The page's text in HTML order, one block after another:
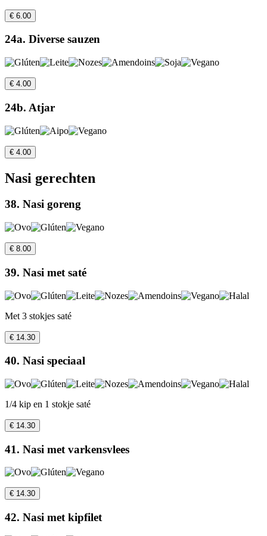
€ 6.00
24a. Diverse sauzen
€ 4.00
24b. Atjar
€ 4.00
Nasi gerechten
38. Nasi goreng
€ 8.00
39. Nasi met saté
Met 3 stokjes saté
€ 14.30
40. Nasi speciaal
1/4 kip en 1 stokje saté
€ 14.30
41. Nasi met varkensvlees
€ 14.30
42. Nasi met kipfilet